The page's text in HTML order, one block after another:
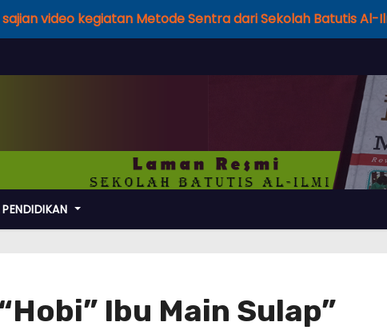
sajian video kegiatan Metode Sentra dari Sekolah Batutis Al-
Ibu Main Sulap”